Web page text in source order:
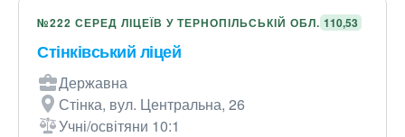
№222 СЕРЕД ЛІЦЕЇВ У ТЕРНОПІЛЬСЬКІЙ ОБЛ. 110,53
Стінківський ліцей
Державна
Стінка, вул. Центральна, 26
Учні/освітяни 10:1